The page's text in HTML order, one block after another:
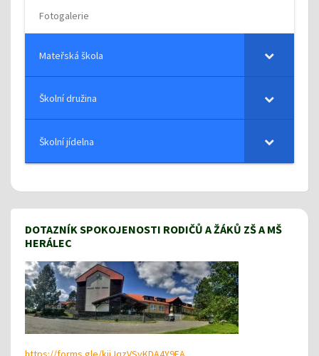
Fotogalerie
Mateřská škola
Školní družina
Školní jídelna
DOTAZNÍK SPOKOJENOSTI RODIČŮ A ŽÁKŮ ZŠ A MŠ
HERÁLEC